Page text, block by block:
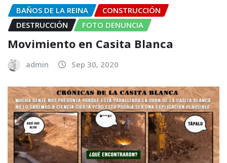
BAÑOS DE LA REINA
CONSTRUCCIÓN
DESTRUCCIÓN
FOTO DENUNCIA
Movimiento en Casita Blanca
admin Sep 30, 2020